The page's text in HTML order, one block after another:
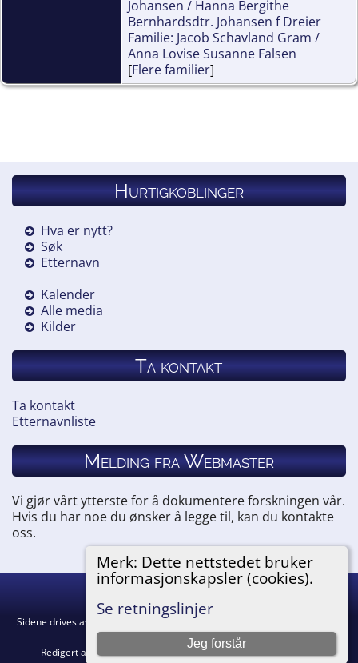
Merk: Dette nettstedet bruker
informasjonskapsler (cookies).
Se retningslinjer
Jeg forstår
Johansen / Hanna Bergithe
Bernhardsdtr. Johansen f Dreier
Familie: Jacob Schavland Gram /
Anna Lovise Susanne Falsen
[Flere familier]
Hurtigkoblinger
Hva er nytt?
Søk
Etternavn
Kalender
Alle media
Kilder
Ta kontakt
Ta kontakt
Etternavnliste
Melding fra Webmaster
Vi gjør vårt ytterste for å dokumentere forskningen vår.
Hvis du har noe du ønsker å legge til, kan du kontakte
oss.
Sidene drives av The Next Generation of Genealogy Sitebuilding
skrevet av Darrin Lythgoe © 2001-2026.
Redigert av
Agnar Merkesnes Retningslinjer for personvern